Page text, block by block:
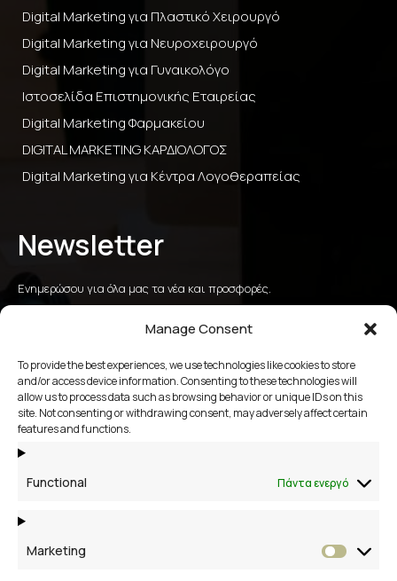
Manage Consent
To provide the best experiences, we use technologies like cookies to store
and/or access device information. Consenting to these technologies will
allow us to process data such as browsing behavior or unique IDs on this
site. Not consenting or withdrawing consent, may adversely affect certain
features and functions.
Functional Πάντα ενεργό
Marketing
Digital Marketing για Πλαστικό Χειρουργό
Digital Marketing για Νευροχειρουργό
Digital Marketing για Γυναικολόγο
Ιστοσελίδα Επιστημονικής Εταιρείας
Digital Marketing Φαρμακείου
DIGITAL MARKETING ΚΑΡΔΙΟΛΟΓΟΣ
Digital Marketing για Κέντρα Λογοθεραπείας
Newsletter
Ενημερώσου για όλα μας τα νέα και προσφορές.
αποστολή
2109658356